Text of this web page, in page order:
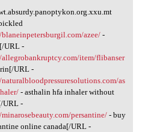
azee/-
URL -
item/flibanser
URL -
as
- asthalin hfa inhaler without
URL -
persantine/- buy
online canada[/URL -